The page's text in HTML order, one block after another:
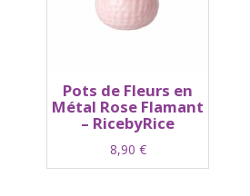
Pots de Fleurs en
Métal Rose Flamant
– RicebyRice
8,90 €